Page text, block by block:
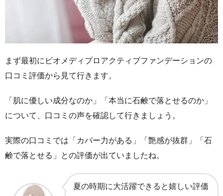
まず最初にビオメディプロアクティブファンデーションの
口コミ評価から見て行きます。
「肌に優しい成分なのか」「本当に石鹸で落とせるのか」
について、口コミの声を確認して行きましょう。
実際の口コミでは「カバー力がある」「艶感が抜群」「石
鹸で落とせる」との評価が出ていましたね。
夏の時期に大活躍できると嬉しい評価